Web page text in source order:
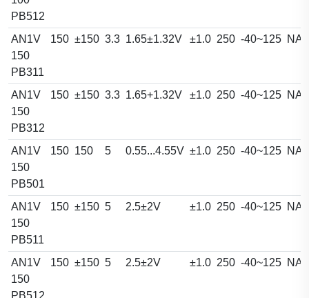
PB512
AN1V
150
PB311
150 ±150 3.3 1.65±1.32V ±1.0 250 -40~125 NA
AN1V
150
PB312
150 ±150 3.3 1.65+1.32V ±1.0 250 -40~125 NA
AN1V
150
PB501
150 150 5 0.55...4.55V ±1.0 250 -40~125 NA
AN1V
150
PB511
150 ±150 5 2.5±2V ±1.0 250 -40~125 NA
AN1V
150
150 ±150 5 2.5±2V ±1.0 250 -40~125 NA